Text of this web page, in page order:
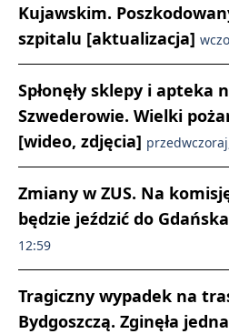
Kujawskim.
szpitalu [aktualizacja]
Spłonęły sklepy i apteka
Szwederowie. Wielki
[wideo, zdjęcia]
Zmiany w ZUS. Na
będzie jeździć do
12:59
Tragiczny wypadek na
Bydgoszczą. Zginęła